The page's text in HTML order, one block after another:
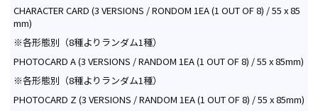
CHARACTER CARD (3 VERSIONS / RONDOM 1EA (1 OUT OF 8) / 55 x 85
mm)
※各形態別（8種よりランダム1種）
PHOTOCARD A (3 VERSIONS / RANDOM 1EA (1 OUT OF 8) / 55 x 85mm)
※各形態別（8種よりランダム1種）
PHOTOCARD Z (3 VERSIONS / RANDOM 1EA (1 OUT OF 8) / 55 x 85mm)